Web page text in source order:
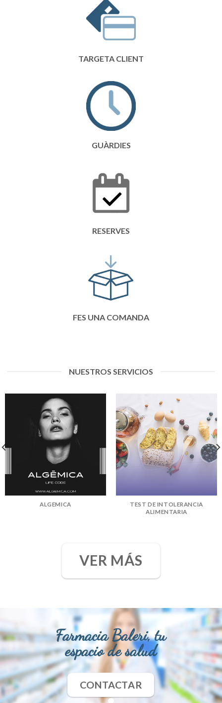
TARGETA CLIENT
GUÀRDIES
RESERVES
FES UNA COMANDA
NUESTROS SERVICIOS
ALGEMICA
TEST DE INTOLERANCIA
ALIMENTARIA
VER MÁS
Farmacia Baleri, tu
espacio de salud
CONTACTAR